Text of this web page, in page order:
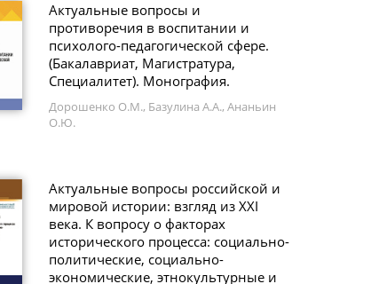
Актуальные вопросы и
противоречия в воспитании и
психолого-педагогической сфере.
(Бакалавриат, Магистратура,
Специалитет). Монография.
Дорошенко О.М., Базулина А.А., Ананьин
О.Ю.
Актуальные вопросы российской и
мировой истории: взгляд из XXI
века. К вопросу о факторах
исторического процесса: социально-
политические, социально-
экономические, этнокультурные и